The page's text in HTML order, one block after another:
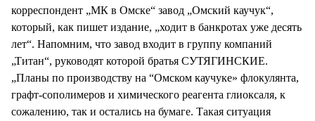
корреспондент „МК в Омске“ завод „Омский каучук“,
который, как пишет издание, „ходит в банкротах уже десять
лет“. Напомним, что завод входит в группу компаний
„Титан“, руководят которой братья СУТЯГИНСКИЕ.
„Планы по производству на “Омском каучуке» флокулянта,
графт-сополимеров и химического реагента глиоксаля, к
сожалению, так и остались на бумаге. Такая ситуация